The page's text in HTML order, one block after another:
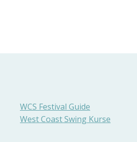
WCS Festival Guide
West Coast Swing Kurse